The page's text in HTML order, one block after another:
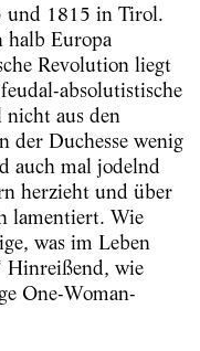
und 1815 in Tirol.
halb Europa
Revolution liegt
absolutistische
nicht aus den
der Duchesse wenig
auch mal jodelnd
herzieht und über
lamentiert. Wie
was im Leben
Hinreißend, wie
One-Woman-